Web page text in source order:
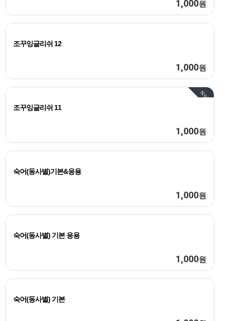
1,000원
조꾸잉글리쉬 12
1,000원
Now
조꾸잉글리쉬 11
1,000원
숙어(동사별)기본&응용
1,000원
숙어(동사별) 기본 응용
1,000원
숙어(동사별) 기본